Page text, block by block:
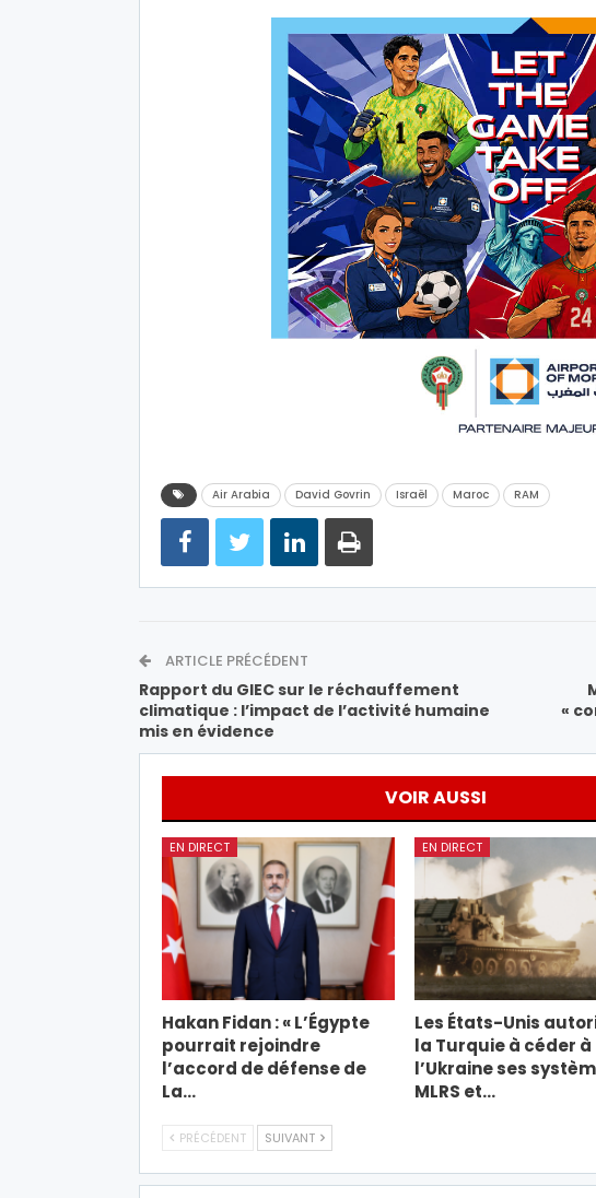
Air Arabia David Govrin Israël Maroc RAM
ARTICLE PRÉCÉDENT
Rapport du GIEC sur le réchauffement
climatique : l’impact de l’activité humaine
mis en évidence
«
VOIR AUSSI
EN DIRECT
Hakan Fidan : « L’Égypte
pourrait rejoindre
l’accord de défense de
La…
EN DIRECT
Les États-Unis
la Turquie à céder à
l’Ukraine ses
MLRS et…
PRÉCÉDENT SUIVANT